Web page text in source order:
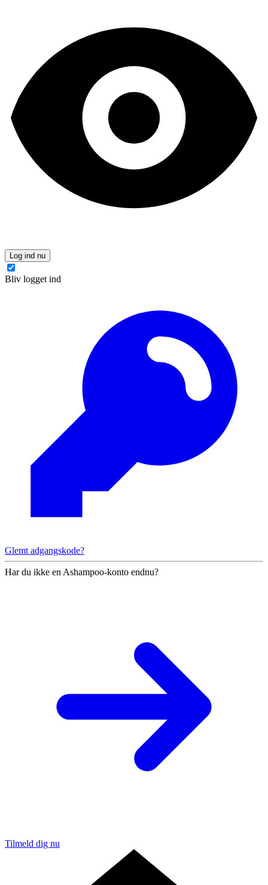
Log ind nu
Bliv logget ind
Glemt adgangskode?
Har du ikke en Ashampoo-konto endnu?
Tilmeld dig nu